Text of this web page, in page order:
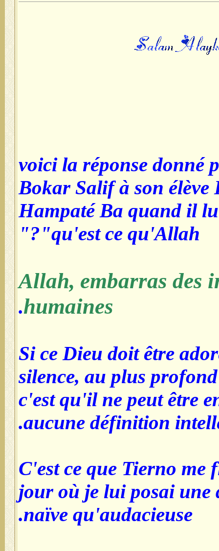
voici la réponse donné
Bokar Salif à son élève
Hampaté Ba quand il
"qu'est ce qu'Allah?"
Allah, embarras des
humaines
.
Si ce Dieu doit être
silence, au plus
c'est qu'il ne peut être
aucune définition
C'est ce que Tierno me
jour où je lui posai une
naïve qu'audacieuse.